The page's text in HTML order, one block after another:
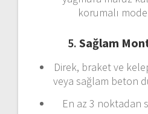
korumalı
5. Sağlam
Direk, braketve
veya sağlam beton
En az 3 noktadan